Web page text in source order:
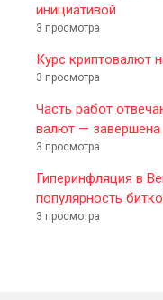
инициативой
3 просмотра
Курс криптовалют
3 просмотра
Часть работ
валют — завершена
3 просмотра
Гиперинфляция в
популярность
3 просмотра